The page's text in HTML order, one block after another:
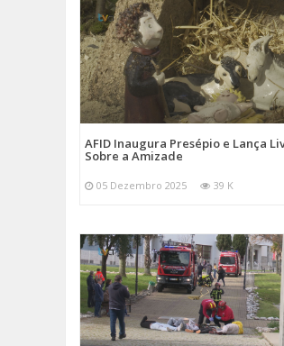
AFID Inaugura Presépio e Lança
Sobre a Amizade
05 Dezembro 2025 39 K